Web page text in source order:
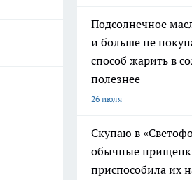
Подсолнечное
и больше не
способ жарить в
полезнее
26 июля
Скупаю в
обычные
приспособила их